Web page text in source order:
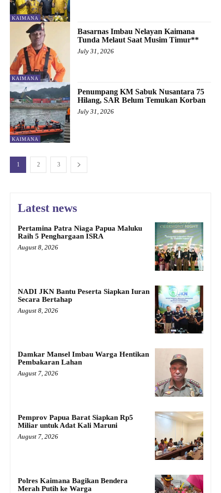
KAIMANA
KAIMANA
Basarnas Imbau Nelayan Kaimana
Tunda Melaut Saat Musim Timur**
July 31, 2026
KAIMANA
Penumpang KM Sabuk Nusantara 75
Hilang, SAR Belum Temukan Korban
July 31, 2026
1 2 3
Latest news
Pertamina Patra Niaga Papua Maluku
Raih 5 Penghargaan ISRA
August 8, 2026
NADI JKN Bantu Peserta Siapkan Iuran
Secara Bertahap
August 8, 2026
Damkar Mansel Imbau Warga Hentikan
Pembakaran Lahan
August 7, 2026
Pemprov Papua Barat Siapkan Rp5
Miliar untuk Adat Kali Maruni
August 7, 2026
Polres Kaimana Bagikan Bendera
Merah Putih ke Warga